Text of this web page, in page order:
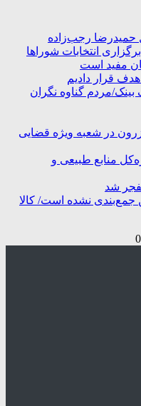
انتخابات شوراها
مفید است
هدف قرار دادیم
مردم گناوه نگران
در شعبه ویژه قضایی
منابع طبیعی و
شد
جمع‌بندی نشده است/ کالا